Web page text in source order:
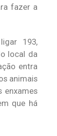
fazer a
193,
local da
entra
animais
enxames
que há